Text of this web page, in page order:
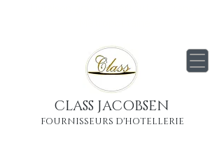
CLASS JACOBSEN
FOURNISSEURS D'HOTELLERIE